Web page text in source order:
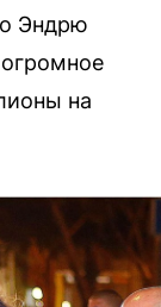
Эндрю
на